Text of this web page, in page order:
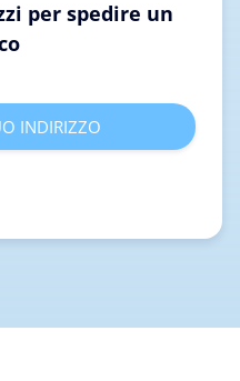
per spedire un
INDIRIZZO